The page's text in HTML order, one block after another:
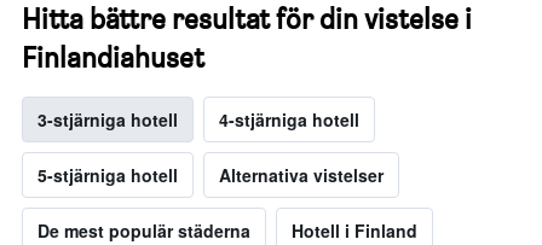
Hitta bättre resultat för din vistelse i
Finlandiahuset
3-stjärniga hotell 4-stjärniga hotell
5-stjärniga hotell Alternativa vistelser
De mest populär städerna Hotell i Finland